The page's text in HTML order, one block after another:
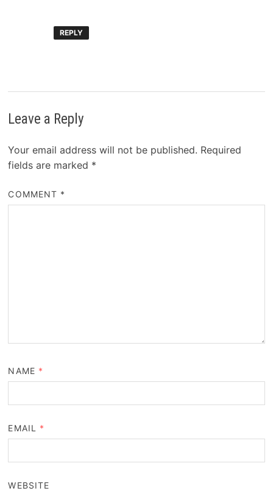
REPLY
Leave a Reply
Your email address will not be published. Required
fields are marked *
COMMENT *
NAME *
EMAIL *
WEBSITE